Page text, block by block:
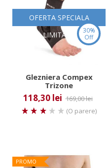
30%
Off
OFERTA SPECIALA
LIMITATA
Glezniera Compex
Trizone
118,30 lei 169,00 lei
(O parere)
PROMO